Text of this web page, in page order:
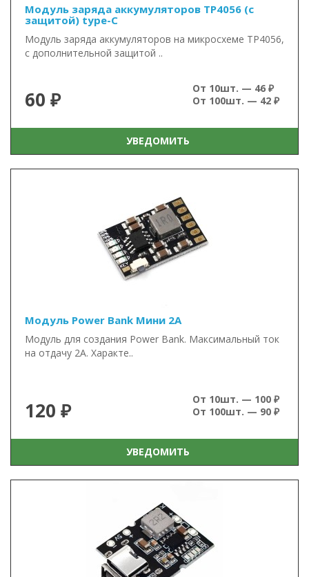
Модуль заряда аккумуляторов TP4056 (с
защитой) type-C
Модуль заряда аккумуляторов на микросхеме TP4056,
с дополнительной защитой ..
60 ₽
От 10шт. — 46 ₽
От 100шт. — 42 ₽
УВЕДОМИТЬ
Модуль Power Bank Мини 2А
Модуль для создания Power Bank. Максимальный ток
на отдачу 2А. Характе..
120 ₽
От 10шт. — 100 ₽
От 100шт. — 90 ₽
УВЕДОМИТЬ